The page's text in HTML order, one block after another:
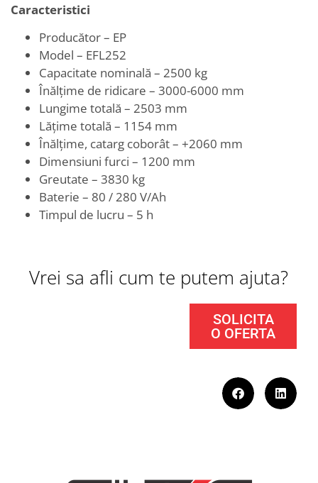
Caracteristici
Producător – EP
Model – EFL252
Capacitate nominală – 2500 kg
Înălțime de ridicare – 3000-6000 mm
Lungime totală – 2503 mm
Lățime totală – 1154 mm
Înălțime, catarg coborât – +2060 mm
Dimensiuni furci – 1200 mm
Greutate – 3830 kg
Baterie – 80 / 280 V/Ah
Timpul de lucru – 5 h
Vrei sa afli cum te putem ajuta?
SOLICITA
O OFERTA